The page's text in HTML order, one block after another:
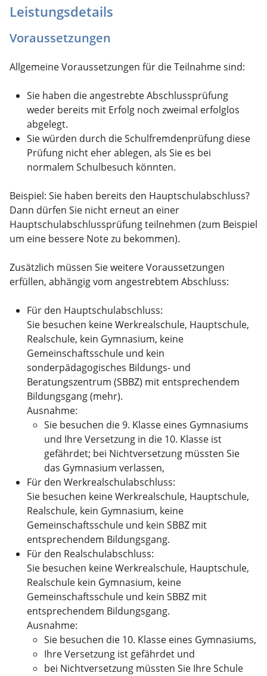
Leistungsdetails
Voraussetzungen
Allgemeine Voraussetzungen für die Teilnahme sind:
Sie haben die angestrebte Abschlussprüfung
weder bereits mit Erfolg noch zweimal erfolglos
abgelegt.
Sie würden durch die Schulfremdenprüfung diese
Prüfung nicht eher ablegen, als Sie es bei
normalem Schulbesuch könnten.
Beispiel: Sie haben bereits den Hauptschulabschluss?
Dann dürfen Sie nicht erneut an einer
Hauptschulabschlussprüfung teilnehmen (zum Beispiel
um eine bessere Note zu bekommen).
Zusätzlich müssen Sie weitere Voraussetzungen
erfüllen, abhängig vom angestrebtem Abschluss:
Für den Hauptschulabschluss:
Sie besuchen keine Werkrealschule, Hauptschule,
Realschule, kein Gymnasium, keine
Gemeinschaftsschule und kein
sonderpädagogisches Bildungs- und
Beratungszentrum (SBBZ) mit entsprechendem
Bildungsgang (mehr).
Ausnahme:
Sie besuchen die 9. Klasse eines Gymnasiums
und Ihre Versetzung in die 10. Klasse ist
gefährdet; bei Nichtversetzung müssten Sie
das Gymnasium verlassen,
Für den Werkrealschulabschluss:
Sie besuchen keine Werkrealschule, Hauptschule,
Realschule, kein Gymnasium, keine
Gemeinschaftsschule und kein SBBZ mit
entsprechendem Bildungsgang.
Für den Realschulabschluss:
Sie besuchen keine Werkrealschule, Hauptschule,
Realschule kein Gymnasium, keine
Gemeinschaftsschule und kein SBBZ mit
entsprechendem Bildungsgang.
Ausnahme:
Sie besuchen die 10. Klasse eines Gymnasiums,
Ihre Versetzung ist gefährdet und
bei Nichtversetzung müssten Sie Ihre Schule